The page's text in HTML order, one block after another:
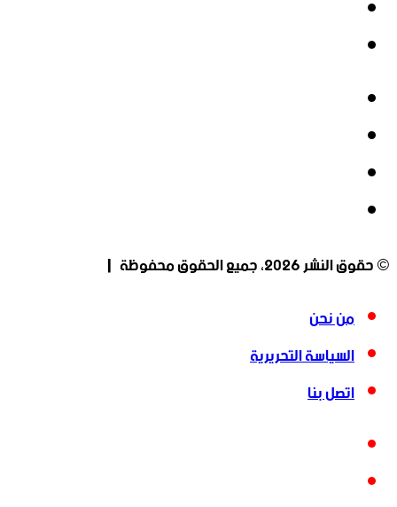
© حقوق النشر 2026، جميع الحقوق محفوظة |
من نحن
السياسة التحريرية
اتصل بنا